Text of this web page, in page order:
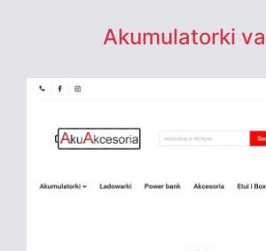
Akumulatorki